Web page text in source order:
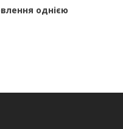
однією